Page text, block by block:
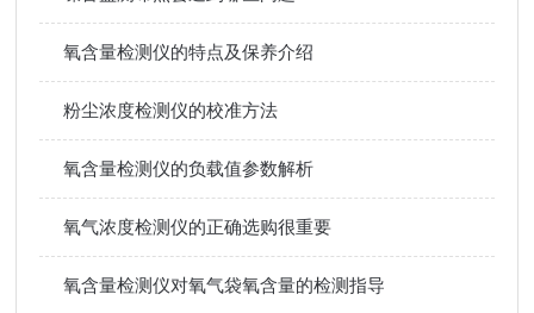
氧含量检测仪的特点及保养介绍
粉尘浓度检测仪的校准方法
氧含量检测仪的负载值参数解析
氧气浓度检测仪的正确选购很重要
氧含量检测仪对氧气袋氧含量的检测指导